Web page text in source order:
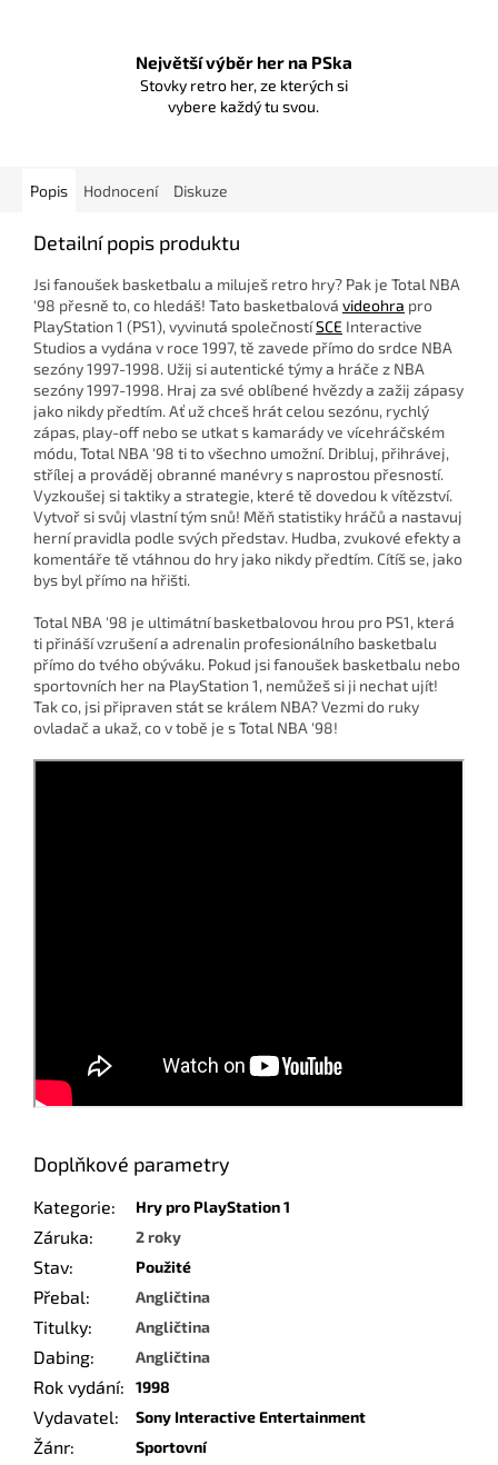
Největší výběr her na PSka
Stovky retro her, ze kterých si
vybere každý tu svou.
Popis Hodnocení Diskuze
Detailní popis produktu
Jsi fanoušek basketbalu a miluješ retro hry? Pak je Total NBA
'98 přesně to, co hledáš! Tato basketbalová videohra pro
PlayStation 1 (PS1), vyvinutá společnostíSCE Interactive
Studios a vydána v roce 1997, tě zavede přímo do srdce NBA
sezóny 1997-1998. Užij si autentické týmy a hráče z NBA
sezóny 1997-1998. Hraj za své oblíbené hvězdy a zažij zápasy
jako nikdy předtím. Ať už chceš hrát celou sezónu, rychlý
zápas, play-off nebo se utkat s kamarády ve vícehráčském
módu, Total NBA '98 ti to všechno umožní. Dribluj, přihrávej,
střílej a prováděj obranné manévry s naprostou přesností.
Vyzkoušej si taktiky a strategie, které tě dovedou k vítězství.
Vytvoř si svůj vlastní tým snů! Měň statistiky hráčů a nastavuj
herní pravidla podle svých představ. Hudba, zvukové efekty a
komentáře tě vtáhnou do hry jako nikdy předtím. Cítíš se, jako
bys byl přímo na hřišti.
Total NBA '98 je ultimátní basketbalovou hrou pro PS1, která
ti přináší vzrušení a adrenalin profesionálního basketbalu
přímo do tvého obýváku. Pokud jsi fanoušek basketbalu nebo
sportovních her na PlayStation 1, nemůžeš si ji nechat ujít!
Tak co, jsi připraven stát se králem NBA? Vezmi do ruky
ovladač a ukaž, co v tobě je s Total NBA '98!
Doplňkové parametry
Kategorie: Hry pro PlayStation 1
Záruka: 2 roky
Stav: Použité
Přebal: Angličtina
Titulky: Angličtina
Dabing: Angličtina
Rok vydání: 1998
Vydavatel: Sony Interactive Entertainment
Žánr: Sportovní